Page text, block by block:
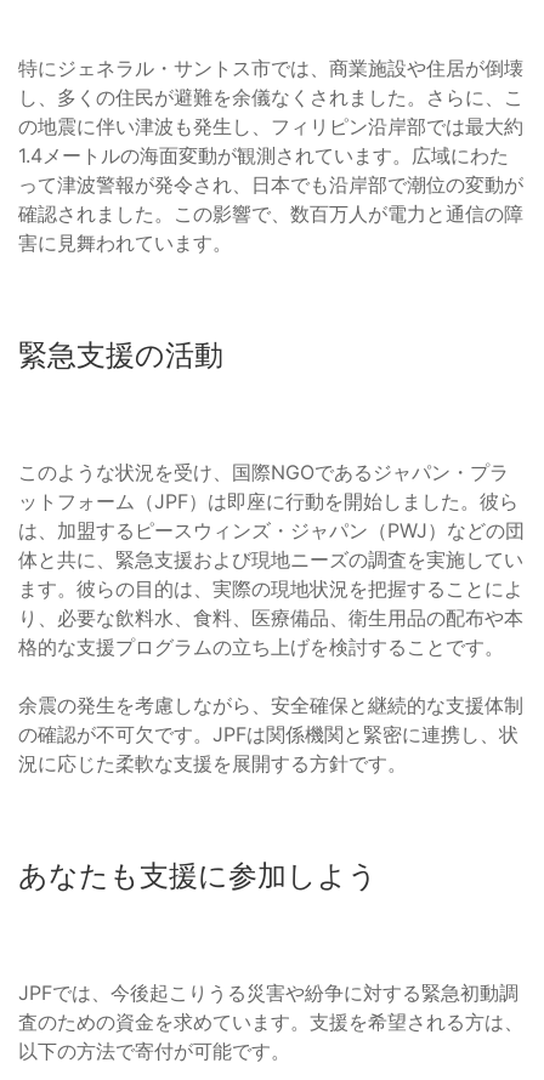
特にジェネラル・サントス市では、商業施設や住居が倒壊
し、多くの住民が避難を余儀なくされました。さらに、こ
の地震に伴い津波も発生し、フィリピン沿岸部では最大約
1.4メートルの海面変動が観測されています。広域にわた
って津波警報が発令され、日本でも沿岸部で潮位の変動が
確認されました。この影響で、数百万人が電力と通信の障
害に見舞われています。
緊急支援の活動
このような状況を受け、国際NGOであるジャパン・プラ
ットフォーム（JPF）は即座に行動を開始しました。彼ら
は、加盟するピースウィンズ・ジャパン（PWJ）などの団
体と共に、緊急支援および現地ニーズの調査を実施してい
ます。彼らの目的は、実際の現地状況を把握することによ
り、必要な飲料水、食料、医療備品、衛生用品の配布や本
格的な支援プログラムの立ち上げを検討することです。
余震の発生を考慮しながら、安全確保と継続的な支援体制
の確認が不可欠です。JPFは関係機関と緊密に連携し、状
況に応じた柔軟な支援を展開する方針です。
あなたも支援に参加しよう
JPFでは、今後起こりうる災害や紛争に対する緊急初動調
査のための資金を求めています。支援を希望される方は、
以下の方法で寄付が可能です。